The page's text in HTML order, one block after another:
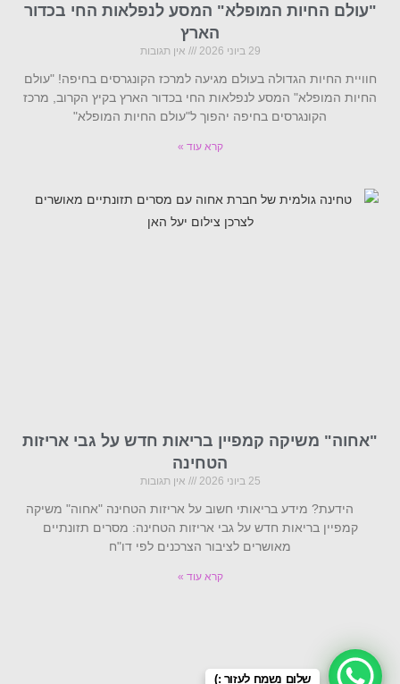
"עולם החיות המופלא" המסע לנפלאות החי בכדור
הארץ
29 ביוני 2026 אין תגובות
חוויית החיות הגדולה בעולם מגיעה למרכז הקונגרסים בחיפה! "עולם
החיות המופלא" המסע לנפלאות החי בכדור הארץ בקיץ הקרוב, מרכז
הקונגרסים בחיפה יהפוך ל"עולם החיות המופלא"
קרא עוד »
"אחוה" משיקה קמפיין בריאות חדש על גבי אריזות
הטחינה
25 ביוני 2026 אין תגובות
הידעת? מידע בריאותי חשוב על אריזות הטחינה "אחוה" משיקה
קמפיין בריאות חדש על גבי אריזות הטחינה: מסרים תזונתיים
מאושרים לציבור הצרכנים לפי דו"ח
קרא עוד »
שלום נשמח לעזור :)